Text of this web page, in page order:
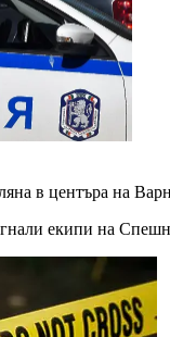
в центъра на
екипи на